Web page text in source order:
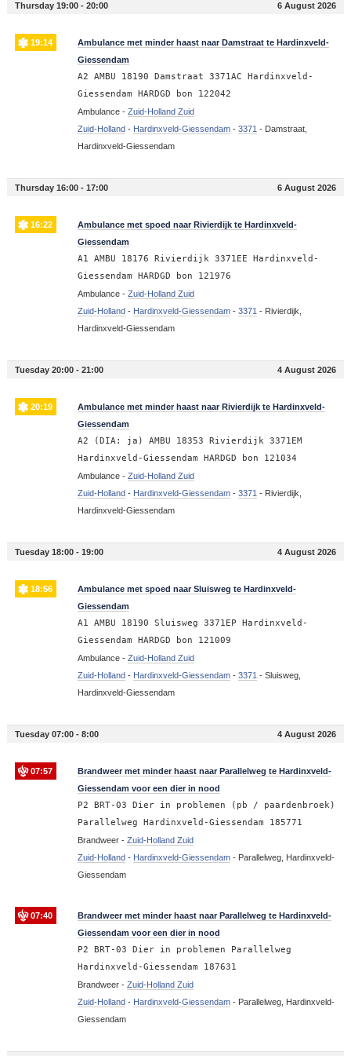
Thursday 19:00 - 20:00 6 August 2026
19:14
Ambulance met minder haast naar Damstraat te Hardinxveld-
Giessendam
A2 AMBU 18190 Damstraat 3371AC Hardinxveld-
Giessendam HARDGD bon 122042
Ambulance - Zuid-Holland Zuid
Zuid-Holland- Hardinxveld-Giessendam- 3371 - Damstraat,
Hardinxveld-Giessendam
Thursday 16:00 - 17:00 6 August 2026
16:22
Ambulance met spoed naar Rivierdijk te Hardinxveld-
Giessendam
A1 AMBU 18176 Rivierdijk 3371EE Hardinxveld-
Giessendam HARDGD bon 121976
Ambulance - Zuid-Holland Zuid
Zuid-Holland- Hardinxveld-Giessendam- 3371 - Rivierdijk,
Hardinxveld-Giessendam
Tuesday 20:00 - 21:00 4 August 2026
20:19
Ambulance met minder haast naar Rivierdijk te Hardinxveld-
Giessendam
A2 (DIA: ja) AMBU 18353 Rivierdijk 3371EM
Hardinxveld-Giessendam HARDGD bon 121034
Ambulance - Zuid-Holland Zuid
Zuid-Holland- Hardinxveld-Giessendam- 3371 - Rivierdijk,
Hardinxveld-Giessendam
Tuesday 18:00 - 19:00 4 August 2026
18:56
Ambulance met spoed naar Sluisweg te Hardinxveld-
Giessendam
A1 AMBU 18190 Sluisweg 3371EP Hardinxveld-
Giessendam HARDGD bon 121009
Ambulance - Zuid-Holland Zuid
Zuid-Holland- Hardinxveld-Giessendam- 3371 - Sluisweg,
Hardinxveld-Giessendam
Tuesday 07:00 - 8:00 4 August 2026
07:57
Brandweer met minder haast naar Parallelweg te Hardinxveld-
Giessendam voor een dier in nood
P2 BRT-03 Dier in problemen (pb / paardenbroek)
Parallelweg Hardinxveld-Giessendam 185771
Brandweer - Zuid-Holland Zuid
Zuid-Holland- Hardinxveld-Giessendam- Parallelweg, Hardinxveld-
Giessendam
07:40
Brandweer met minder haast naar Parallelweg te Hardinxveld-
Giessendam voor een dier in nood
P2 BRT-03 Dier in problemen Parallelweg
Hardinxveld-Giessendam 187631
Brandweer - Zuid-Holland Zuid
Zuid-Holland- Hardinxveld-Giessendam- Parallelweg, Hardinxveld-
Giessendam